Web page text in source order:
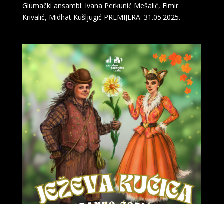
Glumački ansambl: Ivana Perkunić Mešalić, Elmir
Krivalić, Midhat Kušljugić PREMIJERA: 31.05.2025.